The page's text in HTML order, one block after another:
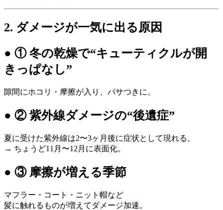
2. ダメージが一気に出る原因
● ① 冬の乾燥で“キューティクルが開
きっぱなし”
隙間にホコリ・摩擦が入り、パサつきに。
● ② 紫外線ダメージの“後遺症”
夏に受けた紫外線は2〜3ヶ月後に症状として現れる。
→ ちょうど11月〜12月に表面化。
● ③ 摩擦が増える季節
マフラー・コート・ニット帽など
髪に触れるものが増えてダメージ加速。